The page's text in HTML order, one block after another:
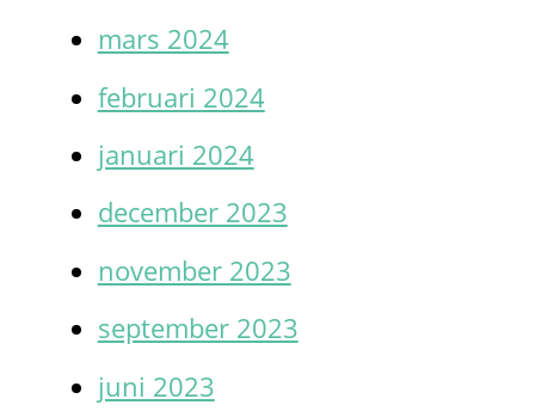
mars 2024
februari 2024
januari 2024
december 2023
november 2023
september 2023
juni 2023